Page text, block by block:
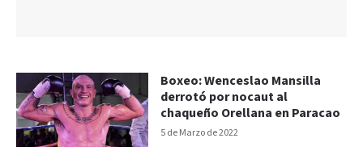
5 de Marzo de 2022
Boxeo: Wenceslao Mansilla
derrotó por nocaut al
chaqueño Orellana en Paracao